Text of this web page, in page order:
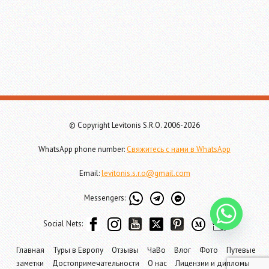
© Copyright Levitonis S.R.O. 2006-2026
WhatsApp phone number:Свяжитесь с нами в WhatsApp
Email:levitonis.s.r.o@gmail.com
Messengers:
Social Nets:
Главная Туры в Европу Отзывы ЧаВо Влог Фото
Путевые
заметки
Достопримечательности О нас Лицензии и дипломы